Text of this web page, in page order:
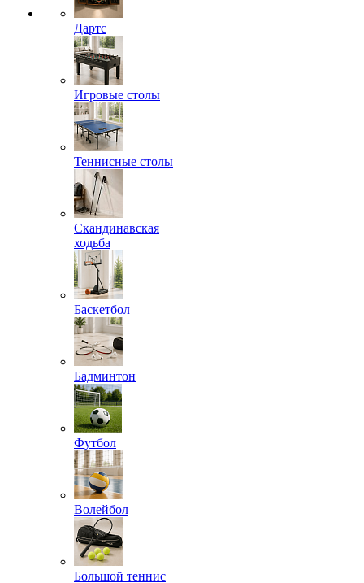
Дартс
Игровые столы
Теннисные столы
Скандинавская
ходьба
Баскетбол
Бадминтон
Футбол
Волейбол
Большой теннис